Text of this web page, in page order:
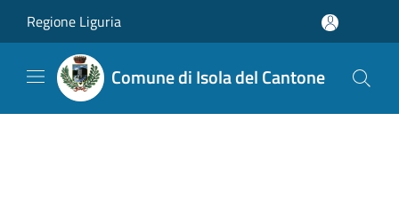
Regione Liguria
Comune di Isola del Cantone